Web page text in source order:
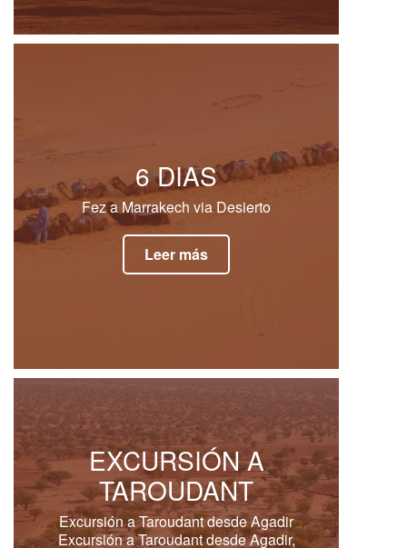
6 DIAS
Fez a Marrakech via Desierto
Leer más
EXCURSIÓN A
TAROUDANT
Excursión a Taroudant desde Agadir
Excursión a Taroudant desde Agadir,